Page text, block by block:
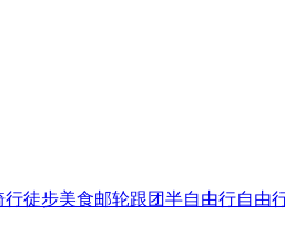
行徒步美食邮轮跟团半自由行自由